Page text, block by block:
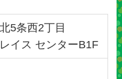
5条西2丁目
イス センターB1F